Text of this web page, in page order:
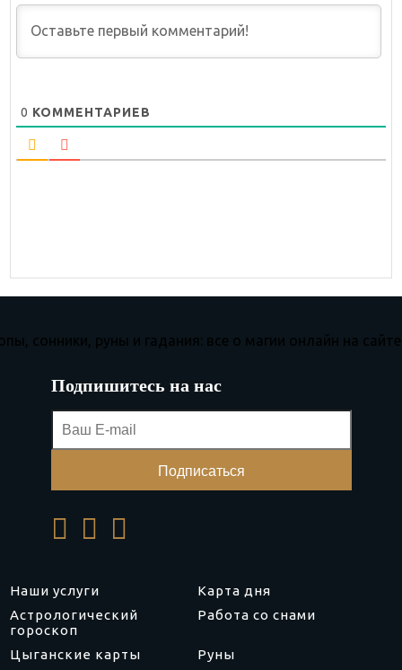
0 КОММЕНТАРИЕВ
Наши услуги
Карта дня
Астрологический
гороскоп
Работа со снами
Цыганские карты
Руны
Подпишитесь на нас